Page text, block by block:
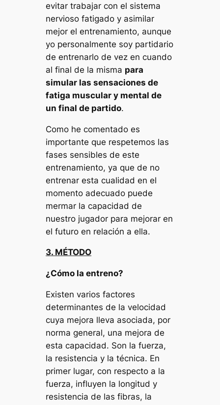
evitar trabajar con el sistema
nervioso fatigado y asimilar
mejor el entrenamiento, aunque
yo personalmente soy partidario
de entrenarlo de vez en cuando
al final de la misma para
simular las sensaciones de
fatiga muscular y mental de
un final de partido.
Como he comentado es
importante que respetemos las
fases sensibles de este
entrenamiento, ya que de no
entrenar esta cualidad en el
momento adecuado puede
mermar la capacidad de
nuestro jugador para mejorar en
el futuro en relación a ella.
3. MÉTODO
¿Cómo la entreno?
Existen varios factores
determinantes de la velocidad
cuya mejora lleva asociada, por
norma general, una mejora de
esta capacidad. Son la fuerza,
la resistencia y la técnica. En
primer lugar, con respecto a la
fuerza, influyen la longitud y
resistencia de las fibras, la